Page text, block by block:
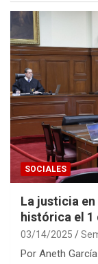
SOCIALES
La justicia
histórica el 1
03/14/2025
Por Aneth